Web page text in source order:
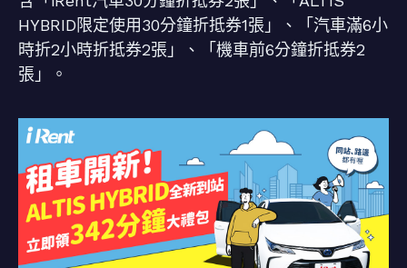
HYBRID限定使用30分鐘折抵券1張」、「汽車滿6小
時折2小時折抵券2張」、「機車前6分鐘折抵券2
張」。